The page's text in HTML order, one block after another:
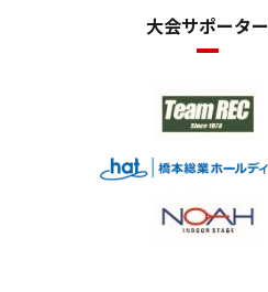
大会サポーター